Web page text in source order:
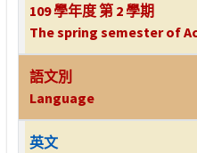
109 學年度 第 2 學期
The spring semester of
語文別
Language
英文